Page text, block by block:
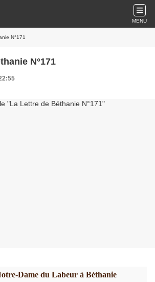
MENU
N°171
N°171
Dame du Labeur à Béthanie